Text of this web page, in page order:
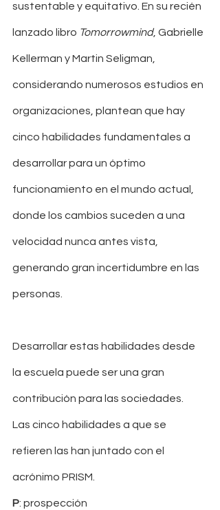
sustentable y equitativo. En su recién
lanzado libro Tomorrowmind, Gabrielle
Kellerman y Martin Seligman,
considerando numerosos estudios en
organizaciones, plantean que hay
cinco habilidades fundamentales a
desarrollar para un óptimo
funcionamiento en el mundo actual,
donde los cambios suceden a una
velocidad nunca antes vista,
generando gran incertidumbre en las
personas.
Desarrollar estas habilidades desde
la escuela puede ser una gran
contribución para las sociedades.
Las cinco habilidades a que se
refieren las han juntado con el
acrónimo PRISM.
P: prospección